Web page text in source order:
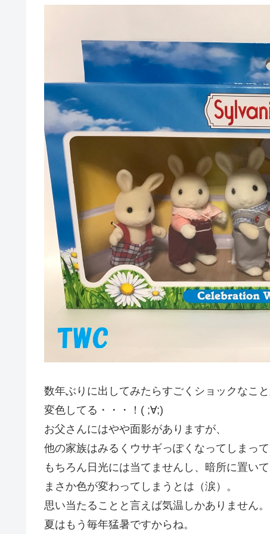
数年ぶりに出してみたらすごくショックなこと
変色してる・・・！( ;∀;)
お父さんにはやや面影がありますが、
他の家族はみるくウサギっぽくなってしまって
もちろん日光には当てませんし、暗所に置い
まさか色が変わってしまうとは（涙）。
思い当たることと言えば気温しかありません。
夏はもう毎年猛暑ですからね。